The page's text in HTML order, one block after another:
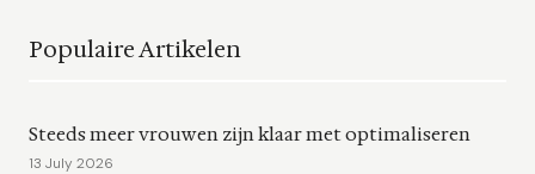
Populaire Artikelen
Steeds meer vrouwen zijn klaar met optimaliseren
13 July 2026